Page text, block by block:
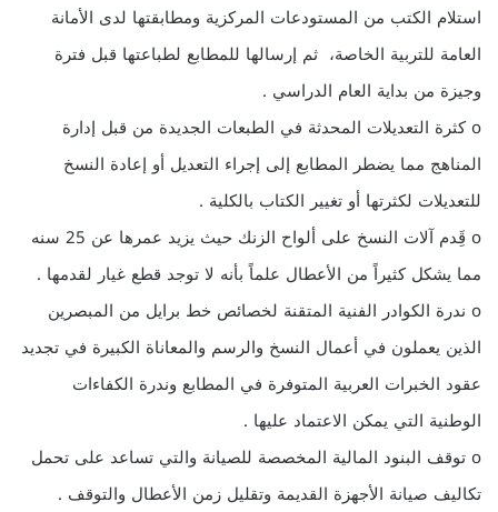
استلام الكتب من المستودعات المركزية ومطابقتها لدى الأمانة
العامة للتربية الخاصة، ثم إرسالها للمطابع لطباعتها قبل فترة
وجيزة من بداية العام الدراسي .
o كثرة التعديلات المحدثة في الطبعات الجديدة من قبل إدارة
المناهج مما يضطر المطابع إلى إجراء التعديل أو إعادة النسخ
للتعديلات لكثرتها أو تغيير الكتاب بالكلية .
o قَِدم آلات النسخ على ألواح الزنك حيث يزيد عمرها عن 25 سنه
مما يشكل كثيراً من الأعطال علماً بأنه لا توجد قطع غيار لقدمها .
o ندرة الكوادر الفنية المتقنة لخصائص خط برايل من المبصرين
الذين يعملون في أعمال النسخ والرسم والمعاناة الكبيرة في تجديد
عقود الخبرات العربية المتوفرة في المطابع وندرة الكفاءات
الوطنية التي يمكن الاعتماد عليها .
o توقف البنود المالية المخصصة للصيانة والتي تساعد على تحمل
تكاليف صيانة الأجهزة القديمة وتقليل زمن الأعطال والتوقف .